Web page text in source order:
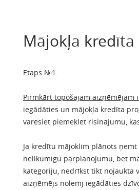
Mājokļa
Etaps №1.
Pirmkārt topošajam aizņēmējam
iegādāties un mājokļa kredīta
varēsiet piemeklēt risinājumu,
Ja kredītu mājoklim plānots
nelikumīgu pārplānojumu, bet
kategoriju, nedrīkst tikt nojaukta
aizņēmējs nolemj iegādāties